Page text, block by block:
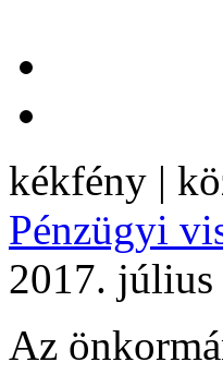
kékfény |
Pénzügyi
2017. július
Az